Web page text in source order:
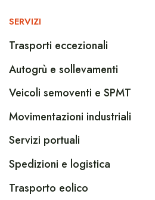
SERVIZI
Trasporti eccezionali
Autogrù e sollevamenti
Veicoli semoventi e SPMT
Movimentazioni industriali
Servizi portuali
Spedizioni e logistica
Trasporto eolico